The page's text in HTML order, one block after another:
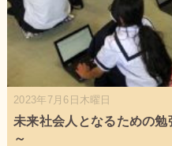
2023年7月6日木曜日
未来社会人となるための
～